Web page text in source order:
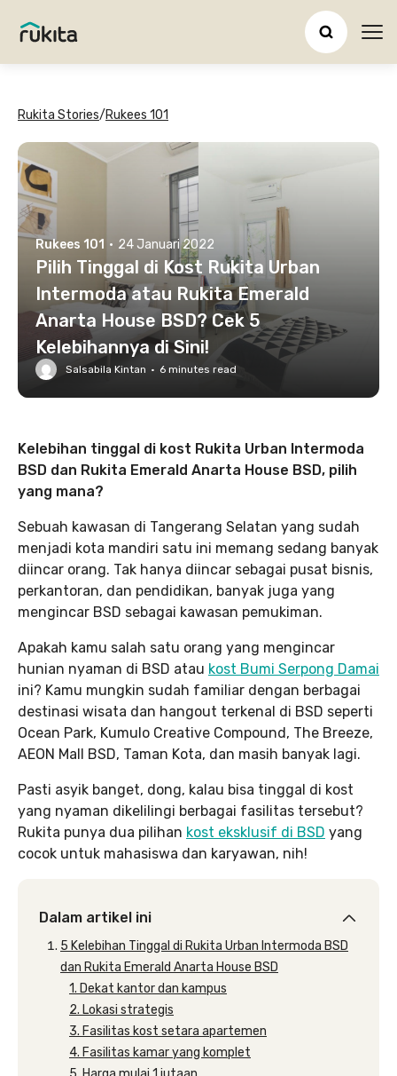
Rukita Stories/Rukees 101
Rukees 101 · 24 Januari 2022
Pilih Tinggal di Kost Rukita Urban
Intermoda atau Rukita Emerald
Anarta House BSD? Cek 5
Kelebihannya di Sini!
Salsabila Kintan · 6 minutes read
Kelebihan tinggal di kost Rukita Urban Intermoda
BSD dan Rukita Emerald Anarta House BSD, pilih
yang mana?
Sebuah kawasan di Tangerang Selatan yang sudah
menjadi kota mandiri satu ini memang sedang banyak
diincar orang. Tak hanya diincar sebagai pusat bisnis,
perkantoran, dan pendidikan, banyak juga yang
mengincar BSD sebagai kawasan pemukiman.
Apakah kamu salah satu orang yang mengincar
hunian nyaman di BSD atau kost Bumi Serpong Damai
ini? Kamu mungkin sudah familiar dengan berbagai
destinasi wisata dan hangout terkenal di BSD seperti
Ocean Park, Kumulo Creative Compound, The Breeze,
AEON Mall BSD, Taman Kota, dan masih banyak lagi.
Pasti asyik banget, dong, kalau bisa tinggal di kost
yang nyaman dikelilingi berbagai fasilitas tersebut?
Rukita punya dua pilihan kost eksklusif di BSD yang
cocok untuk mahasiswa dan karyawan, nih!
Dalam artikel ini
5 Kelebihan Tinggal di Rukita Urban Intermoda BSD
dan Rukita Emerald Anarta House BSD
1. Dekat kantor dan kampus
2. Lokasi strategis
3. Fasilitas kost setara apartemen
4. Fasilitas kamar yang komplet